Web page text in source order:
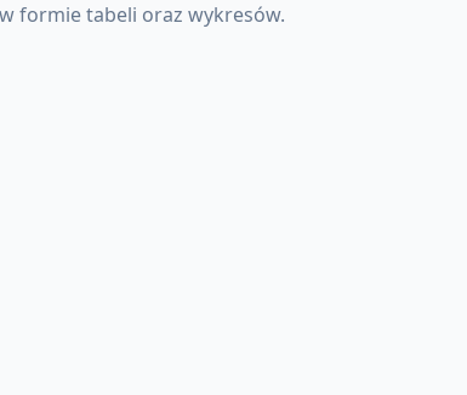
formie tabeli oraz wykresów.